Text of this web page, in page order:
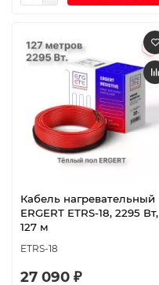
Кабель нагревательный
ERGERT ETRS-18, 2295 Вт,
127 м
ETRS-18
27 090 ₽